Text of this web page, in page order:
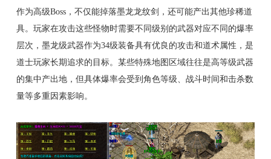
作为高级Boss，不仅能掉落墨龙龙纹剑，还可能产出其他珍稀道
具。玩家在攻击这些怪物时需要不同级别的武器对应不同的爆率
层次，墨龙级武器作为34级装备具有优良的攻击和道术属性，是
道士玩家长期追求的目标。某些特殊地图区域往往是高等级武器
的集中产出地，但具体爆率会受到角色等级、战斗时间和击杀数
量等多重因素影响。